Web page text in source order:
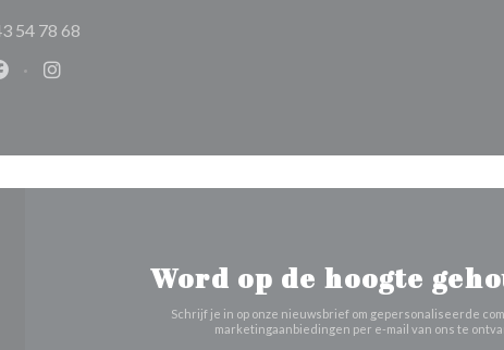
54 78 68
Facebook ((opent in een nieuw venster))
Instagram ((opent in een nieuw venster))
Word op de hoogte
Schrijf je in op onze nieuwsbrief om gepersonaliseerde
marketingaanbiedingen per e-mail van ons te